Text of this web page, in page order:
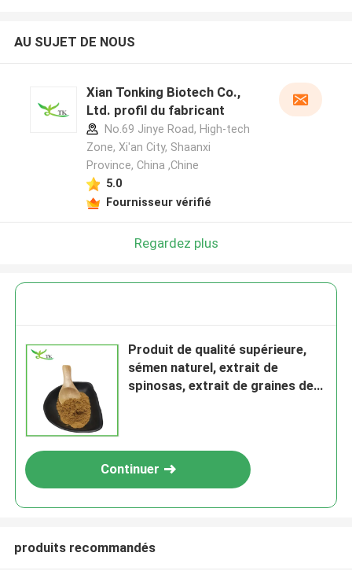
AU SUJET DE NOUS
Xian Tonking Biotech Co.,
Ltd. profil du fabricant
No.69 Jinye Road, High-tech
Zone, Xi'an City, Shaanxi
Province, China ,Chine
5.0
Fournisseur vérifié
Regardez plus
Produit de qualité supérieure,
sémen naturel, extrait de
spinosas, extrait de graines de
Continuer
produits recommandés